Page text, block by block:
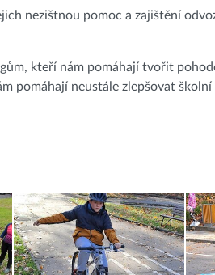
nezištnou pomoc a zajištění
kteří nám pomáhají tvořit
pomáhají neustále zlepšovat